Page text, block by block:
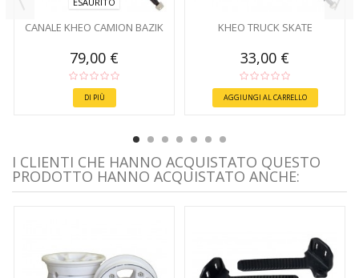
CANALE KHEO CAMION BAZIK
79,00 €
DI PIÙ
KHEO TRUCK SKATE
33,00 €
AGGIUNGI AL CARRELLO
I CLIENTI CHE HANNO ACQUISTATO QUESTO
PRODOTTO HANNO ACQUISTATO ANCHE: